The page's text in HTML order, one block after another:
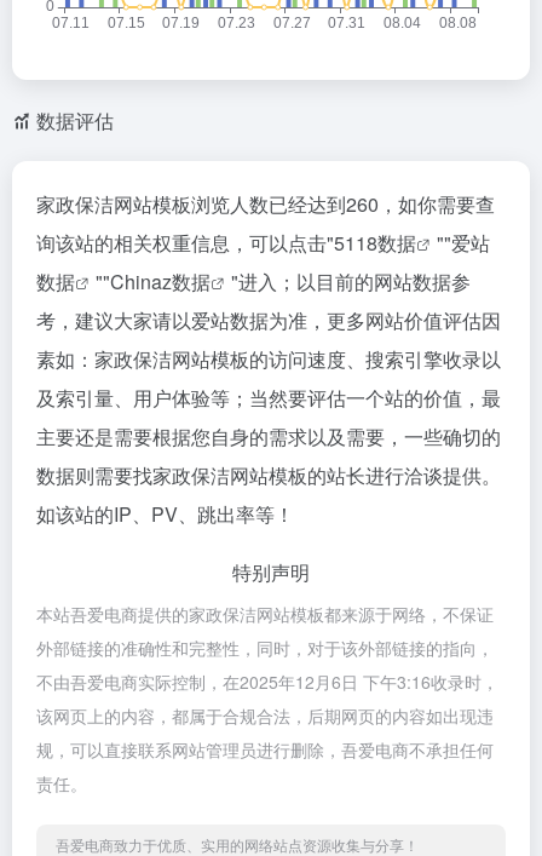
数据评估
家政保洁网站模板浏览人数已经达到260，如你需要查
询该站的相关权重信息，可以点击"5118数据 ""爱站
数据
""Chinaz数据
"进入；以目前的网站数据参
考，建议大家请以爱站数据为准，更多网站价值评估因
素如：家政保洁网站模板的访问速度、搜索引擎收录以
及索引量、用户体验等；当然要评估一个站的价值，最
主要还是需要根据您自身的需求以及需要，一些确切的
数据则需要找家政保洁网站模板的站长进行洽谈提供。
如该站的IP、PV、跳出率等！
特别声明
本站吾爱电商提供的家政保洁网站模板都来源于网络，不保证
外部链接的准确性和完整性，同时，对于该外部链接的指向，
不由吾爱电商实际控制，在2025年12月6日 下午3:16收录时，
该网页上的内容，都属于合规合法，后期网页的内容如出现违
规，可以直接联系网站管理员进行删除，吾爱电商不承担任何
责任。
吾爱电商致力于优质、实用的网络站点资源收集与分享！